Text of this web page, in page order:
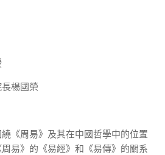
楊國榮
《周易》及其在中國哲學中的位置
易》的《易經》和《易傳》的關系